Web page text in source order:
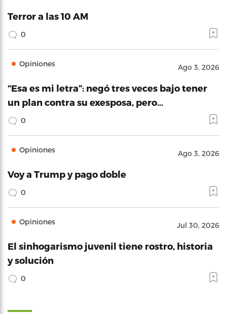
Terror a las 10 AM
0
Opiniones Ago 3, 2026
“Esa es mi letra”: negó tres veces bajo tener
un plan contra su exesposa, pero…
0
Opiniones Ago 3, 2026
Voy a Trump y pago doble
0
Opiniones Jul 30, 2026
El sinhogarismo juvenil tiene rostro, historia
y solución
0